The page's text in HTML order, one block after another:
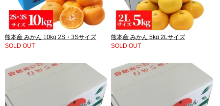
熊本産 みかん 10kg 2S・3Sサイズ
SOLD OUT
熊本産 みかん 5kg 2Lサイズ
SOLD OUT